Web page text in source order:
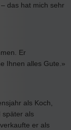
das hat mich sehr
Er
Ihnen alles Gute.»
als Koch,
später als
er als